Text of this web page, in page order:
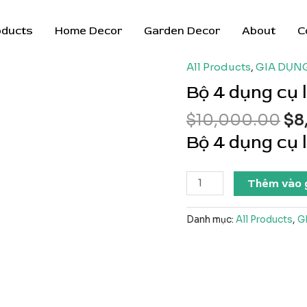
Home Decor Garden Decor About
All Products, GIA
Bộ 4 dụng cụ
$10,000.00
là:
$
Bộ 4 dụng cụ
4
dụng
Thêm vào
Danh mục: All Products,